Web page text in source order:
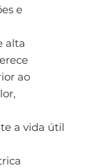
e
alta
ao
a vida útil